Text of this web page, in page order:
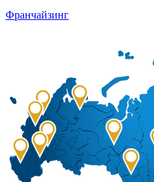
Франчайзинг